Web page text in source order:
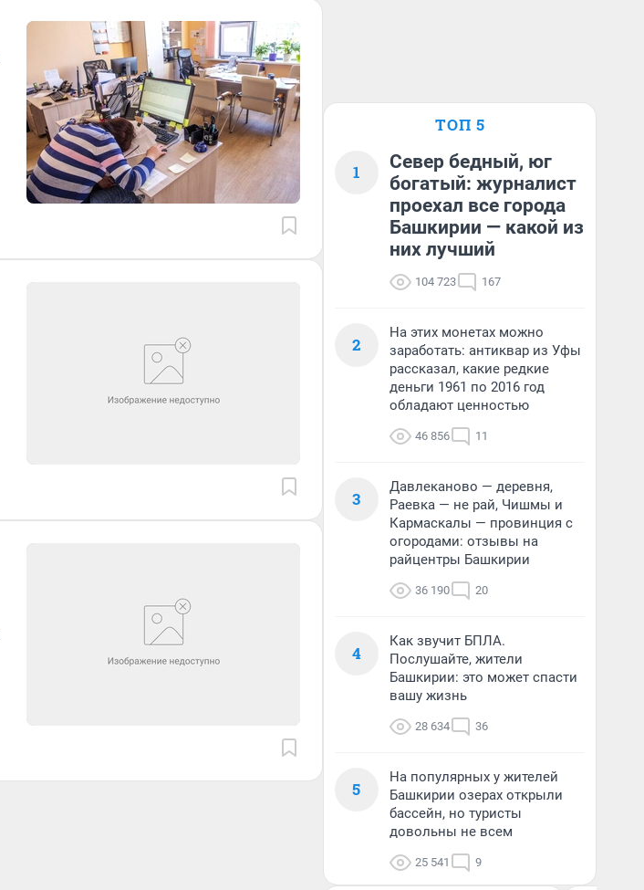
ТОП 5
1
Север бедный, юг
богатый: журналист
проехал все города
Башкирии — какой из
них лучший
104 723 167
2
На этих монетах можно
заработать: антиквар из Уфы
рассказал, какие редкие
деньги 1961 по 2016 год
обладают ценностью
46 856 11
3
Давлеканово — деревня,
Раевка — не рай, Чишмы и
Кармаскалы — провинция с
огородами: отзывы на
райцентры Башкирии
36 190 20
4
Как звучит БПЛА.
Послушайте, жители
Башкирии: это может спасти
вашу жизнь
28 634 36
5
На популярных у жителей
Башкирии озерах открыли
бассейн, но туристы
довольны не всем
25 541 9